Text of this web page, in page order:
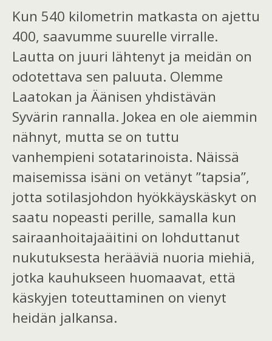
Kun 540 kilometrin matkasta on ajettu
400, saavumme suurelle virralle.
Lautta on juuri lähtenyt ja meidän on
odotettava sen paluuta. Olemme
Laatokan ja Äänisen yhdistävän
Syvärin rannalla. Jokea en ole aiemmin
nähnyt, mutta se on tuttu
vanhempieni sotatarinoista. Näissä
maisemissa isäni on vetänyt ”tapsia”,
jotta sotilasjohdon hyökkäyskäskyt on
saatu nopeasti perille, samalla kun
sairaanhoitajaäitini on lohduttanut
nukutuksesta herääviä nuoria miehiä,
jotka kauhukseen huomaavat, että
käskyjen toteuttaminen on vienyt
heidän jalkansa.